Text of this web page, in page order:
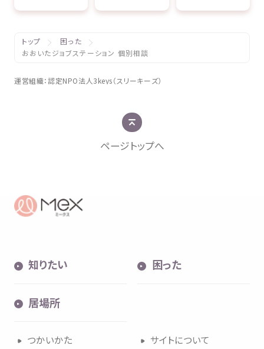
トップ
困った
おおいたジョブステーション 個別相談
運営組織：認定NPO法人 3keys（スリーキーズ）
ページトップへ
知りたい 困った
居場所
つかいかた サイトについて